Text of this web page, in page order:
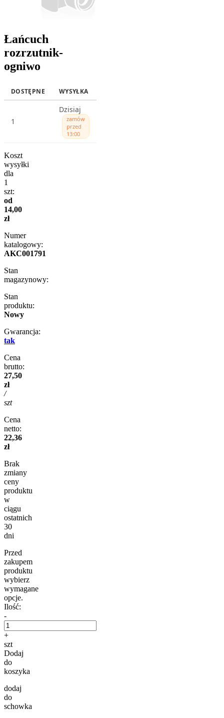
Łańcuch
rozrzutnik-
ogniwo
DOSTĘPNE WYSYŁKA
1
Dzisiaj
zamów
przed
13:00
Koszt
wysyłki
dla
1
szt:
od
14,00
zł
Numer
katalogowy:
AKC001791
Stan
magazynowy:
Stan
produktu:
Nowy
Gwarancja:
tak
Cena
brutto:
27,50
zł
/
szt
Cena
netto:
22,36
zł
Brak
zmiany
ceny
produktu
w
ciągu
ostatnich
30
dni
Przed
zakupem
produktu
wybierz
wymagane
opcje.
Ilość:
-
+
szt
Dodaj
do
koszyka
dodaj
do
schowka